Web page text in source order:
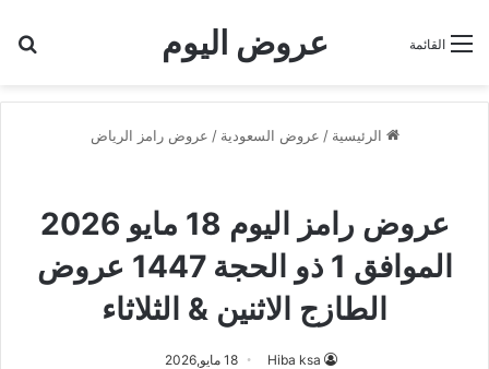
عروض اليوم القائمة
الرئيسية / عروض السعودية / عروض رامز الرياض
عروض رامز اليوم 18 مايو 2026
الموافق 1 ذو الحجة 1447 عروض
الطازج الاثنين & الثلاثاء
Hiba ksa 18 مايو,2026